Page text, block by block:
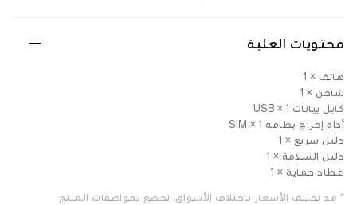
محتويات العلبة
هاتف × 1
شاحن × 1
كابل بيانات USB × 1
أداة إخراج بطاقة SIM × 1
دليل سريع × 1
دليل السلامة × 1
غطاد حماية × 1
* قد تختلف الأسعار باختلاف الأسواق. تخضع لمواصفات المنتج